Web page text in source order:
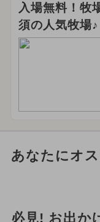
入場無料！牧
須の人気牧場♪
あなたにオ
必見! お出か